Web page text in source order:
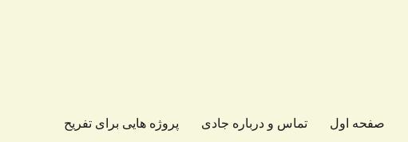
صفحه اول تماس و درباره جادی پروژه هایی برای تفریح